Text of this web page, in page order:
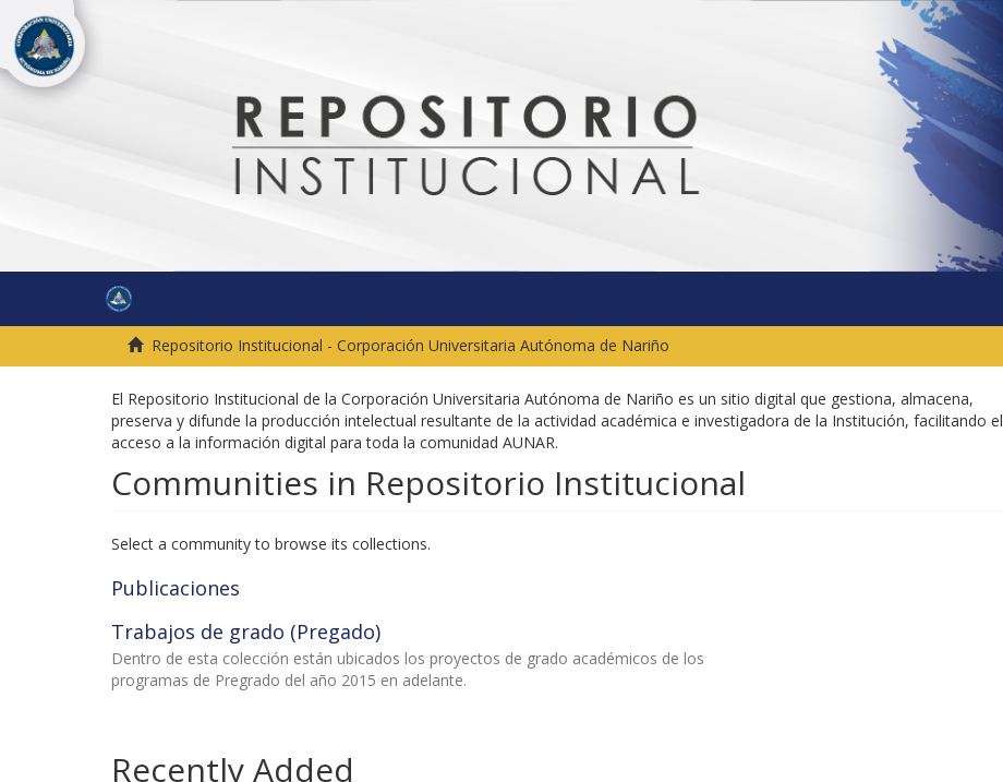
Repositorio Institucional - Corporación Universitaria Autónoma de Nariño
El Repositorio Institucional de la Corporación Universitaria Autónoma de Nariño es un sitio digital que gestiona, almacena,
preserva y difunde la producción intelectual resultante de la actividad académica e investigadora de la Institución, facilitando el
acceso a la información digital para toda la comunidad AUNAR.
Communities in Repositorio Institucional
Select a community to browse its collections.
Publicaciones
Trabajos de grado (Pregado)
Dentro de esta colección están ubicados los proyectos de grado académicos de los
programas de Pregrado del año 2015 en adelante.
Recently Added